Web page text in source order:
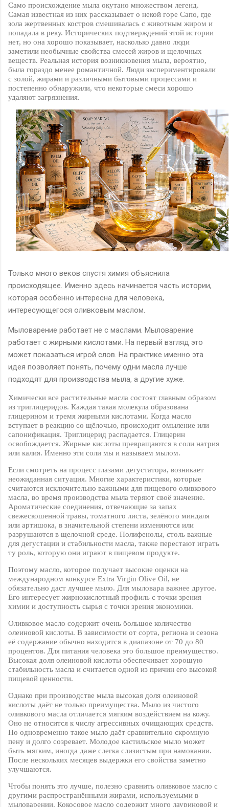
Само происхождение мыла окутано множеством легенд.
Самая известная из них рассказывает о некой горе Сапо, где
зола жертвенных костров смешивалась с животным жиром и
попадала в реку. Исторических подтверждений этой истории
нет, но она хорошо показывает, насколько давно люди
заметили необычные свойства смесей жиров и щелочных
веществ. Реальная история возникновения мыла, вероятно,
была гораздо менее романтичной. Люди экспериментировали
с золой, жирами и различными бытовыми процессами и
постепенно обнаружили, что некоторые смеси хорошо
удаляют загрязнения.
Только много веков спустя химия объяснила
происходящее. Именно здесь начинается часть истории,
которая особенно интересна для человека,
интересующегося оливковым маслом.
Мыловарение работает не с маслами. Мыловарение
работает с жирными кислотами. На первый взгляд это
может показаться игрой слов. На практике именно эта
идея позволяет понять, почему одни масла лучше
подходят для производства мыла, а другие хуже.
Химически все растительные масла состоят главным образом
из триглицеридов. Каждая такая молекула образована
глицерином и тремя жирными кислотами. Когда масло
вступает в реакцию со щёлочью, происходит омыление или
сапонификация. Триглицерид распадается. Глицерин
освобождается. Жирные кислоты превращаются в соли натрия
или калия. Именно эти соли мы и называем мылом.
Если смотреть на процесс глазами дегустатора, возникает
неожиданная ситуация. Многие характеристики, которые
считаются исключительно важными для пищевого оливкового
масла, во время производства мыла теряют своё значение.
Ароматические соединения, отвечающие за запах
свежескошенной травы, томатного листа, зелёного миндаля
или артишока, в значительной степени изменяются или
разрушаются в щелочной среде. Полифенолы, столь важные
для дегустации и стабильности масла, также перестают играть
ту роль, которую они играют в пищевом продукте.
Поэтому масло, которое получает высокие оценки на
международном конкурсе Extra Virgin Olive Oil, не
обязательно даст лучшее мыло. Для мыловара важнее другое.
Его интересует жирнокислотный профиль с точки зрения
химии и доступность сырья с точки зрения экономики.
Оливковое масло содержит очень большое количество
олеиновой кислоты. В зависимости от сорта, региона и сезона
её содержание обычно находится в диапазоне от 70 до 80
процентов. Для питания человека это большое преимущество.
Высокая доля олеиновой кислоты обеспечивает хорошую
стабильность масла и считается одной из причин его высокой
пищевой ценности.
Однако при производстве мыла высокая доля олеиновой
кислоты даёт не только преимущества. Мыло из чистого
оливкового масла отличается мягким воздействием на кожу.
Оно не относится к числу агрессивных очищающих средств.
Но одновременно такое мыло даёт сравнительно скромную
пену и долго созревает. Молодое кастильское мыло может
быть мягким, иногда даже слегка слизистым при намокании.
После нескольких месяцев выдержки его свойства заметно
улучшаются.
Чтобы понять это лучше, полезно сравнить оливковое масло с
другими распространёнными жирами, используемыми в
мыловарении. Кокосовое масло содержит много лауриновой и